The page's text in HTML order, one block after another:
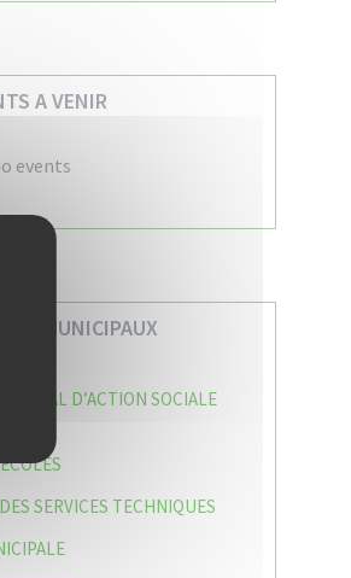
A VENIR
events
MUNICIPAUX
D’ACTION SOCIALE
SERVICES TECHNIQUES